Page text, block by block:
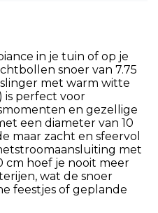
in je tuin of op je
snoer van 7.75
met warm witte
is perfect voor
en gezellige
een diameter van 10
maar zacht en sfeervol
met
cm hoef je nooit meer
wat de snoer
feestjes of geplande